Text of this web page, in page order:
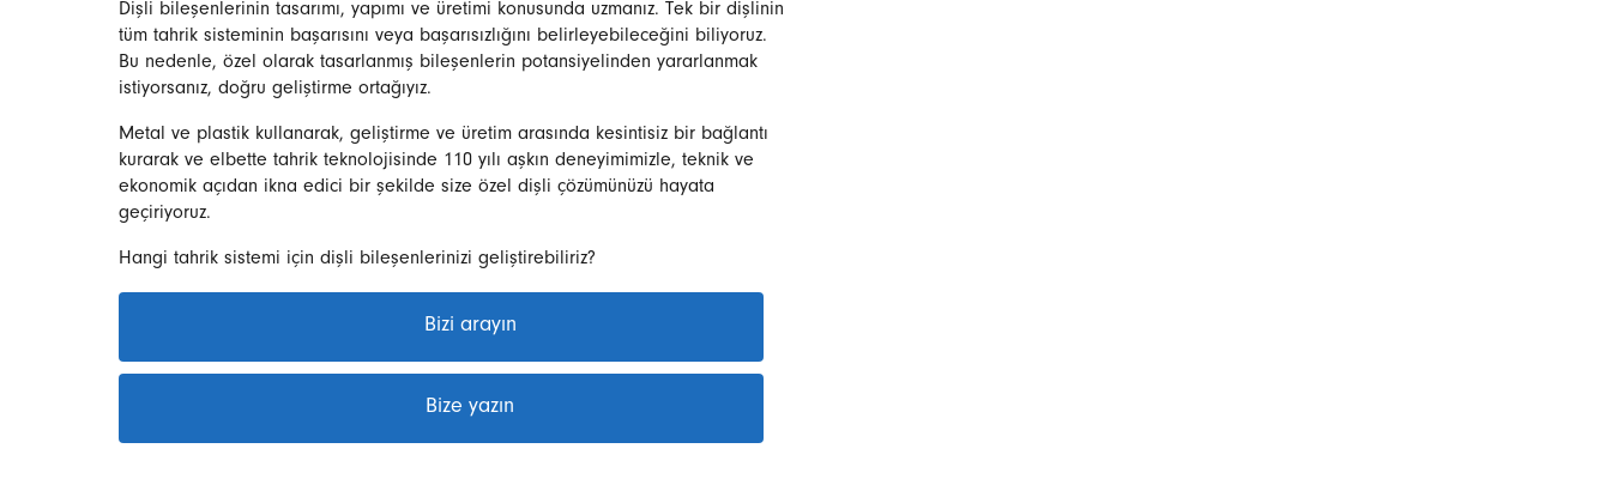
Dişli bileşenlerinin tasarımı, yapımı ve üretimi konusunda uzmanız. Tek bir dişlinin
tüm tahrik sisteminin başarısını veya başarısızlığını belirleyebileceğini biliyoruz.
Bu nedenle, özel olarak tasarlanmış bileşenlerin potansiyelinden yararlanmak
istiyorsanız, doğru geliştirme ortağıyız.
Metal ve plastik kullanarak, geliştirme ve üretim arasında kesintisiz bir bağlantı
kurarak ve elbette tahrik teknolojisinde 110 yılı aşkın deneyimimizle, teknik ve
ekonomik açıdan ikna edici bir şekilde size özel dişli çözümünüzü hayata
geçiriyoruz.
Hangi tahrik sistemi için dişli bileşenlerinizi geliştirebiliriz?
Bizi arayın
Bize yazın